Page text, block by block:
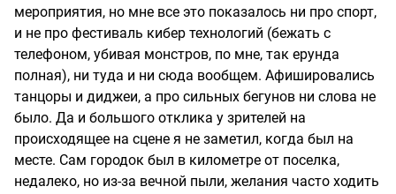
мероприятия, но мне все это показалось ни про спорт,
и не про фестиваль кибер технологий (бежать с
телефоном, убивая монстров, по мне, так ерунда
полная), ни туда и ни сюда вообщем. Афишировались
танцоры и диджеи, а про сильных бегунов ни слова не
было. Да и большого отклика у зрителей на
происходящее на сцене я не заметил, когда был на
месте. Сам городок был в километре от поселка,
недалеко, но из-за вечной пыли, желания часто ходить